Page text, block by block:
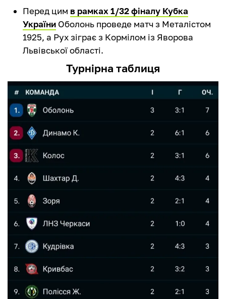
Перед цим в рамках 1/32 фіналу Кубка
України Оболонь проведе матч з Металістом
1925, а Рух зіграє з Кормілом із Яворова
Львівської області.
Турнірна таблиця